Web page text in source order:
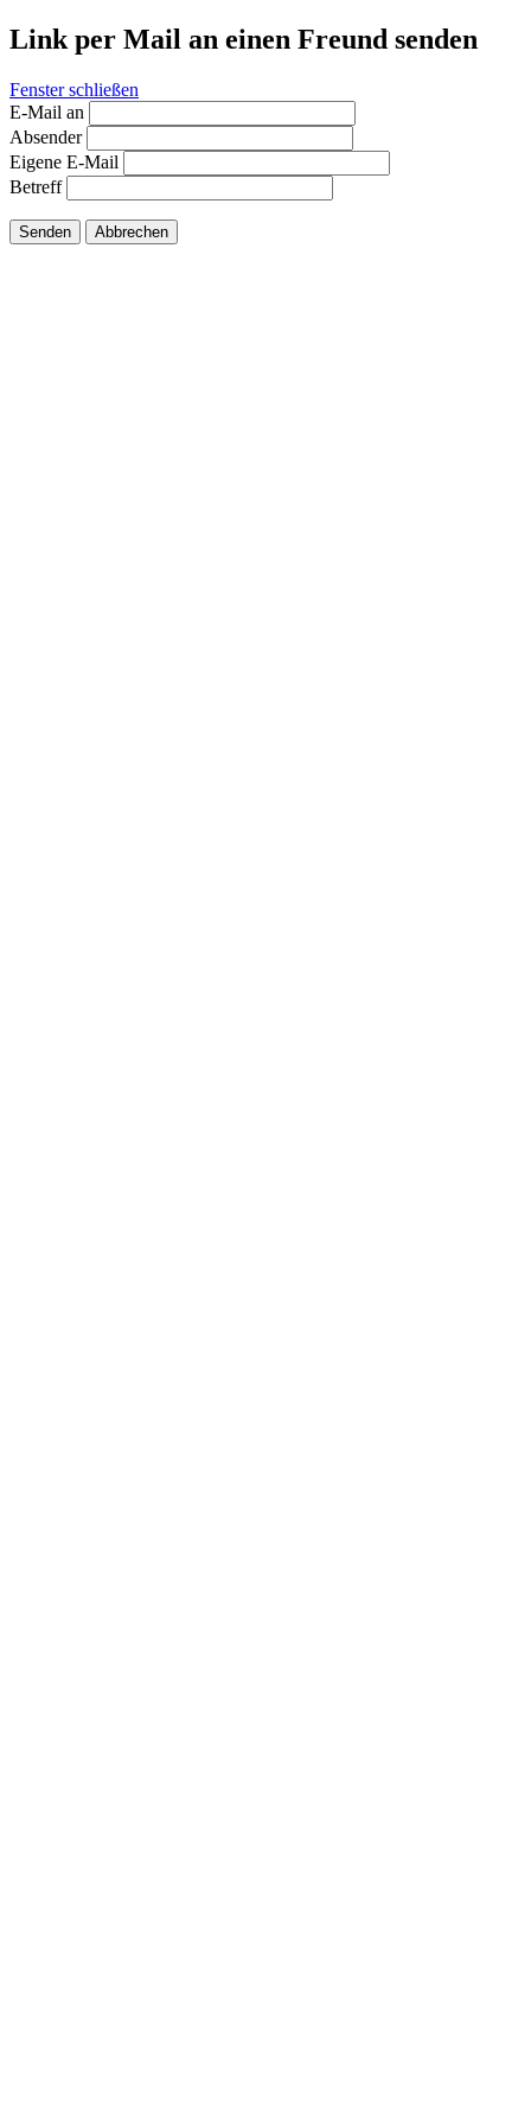
Link per Mail an einen Freund senden
Fenster schließen
E-Mail an
Absender
Eigene E-Mail
Betreff
Senden Abbrechen